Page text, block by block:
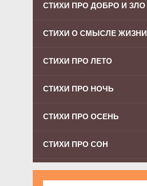
СТИХИ ПРО ДОБРО И ЗЛО
СТИХИ О СМЫСЛЕ ЖИЗНИ
СТИХИ ПРО ЛЕТО
СТИХИ ПРО НОЧЬ
СТИХИ ПРО ОСЕНЬ
СТИХИ ПРО СОН